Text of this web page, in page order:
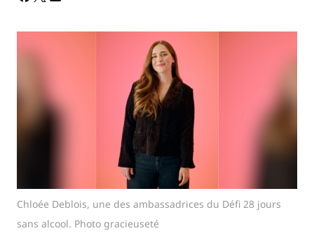
Chloée Deblois, une des ambassadrices du Défi 28 jours
sans alcool. Photo gracieuseté